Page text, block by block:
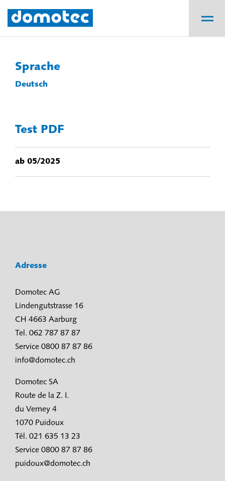
Sprache
Deutsch
Test PDF
ab 05/2025
Adresse
Domotec AG
Lindengutstrasse 16
CH 4663 Aarburg
Tel. 062 787 87 87
Service 0800 87 87 86
info@domotec.ch
Domotec SA
Route de la Z. I.
du Verney 4
1070 Puidoux
Tél. 021 635 13 23
Service 0800 87 87 86
puidoux@domotec.ch